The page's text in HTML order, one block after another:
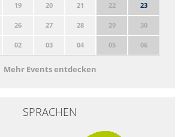
19 20 21 22 23
26 27 28 29 30
02 03 04 05 06
Mehr Events entdecken
SPRACHEN